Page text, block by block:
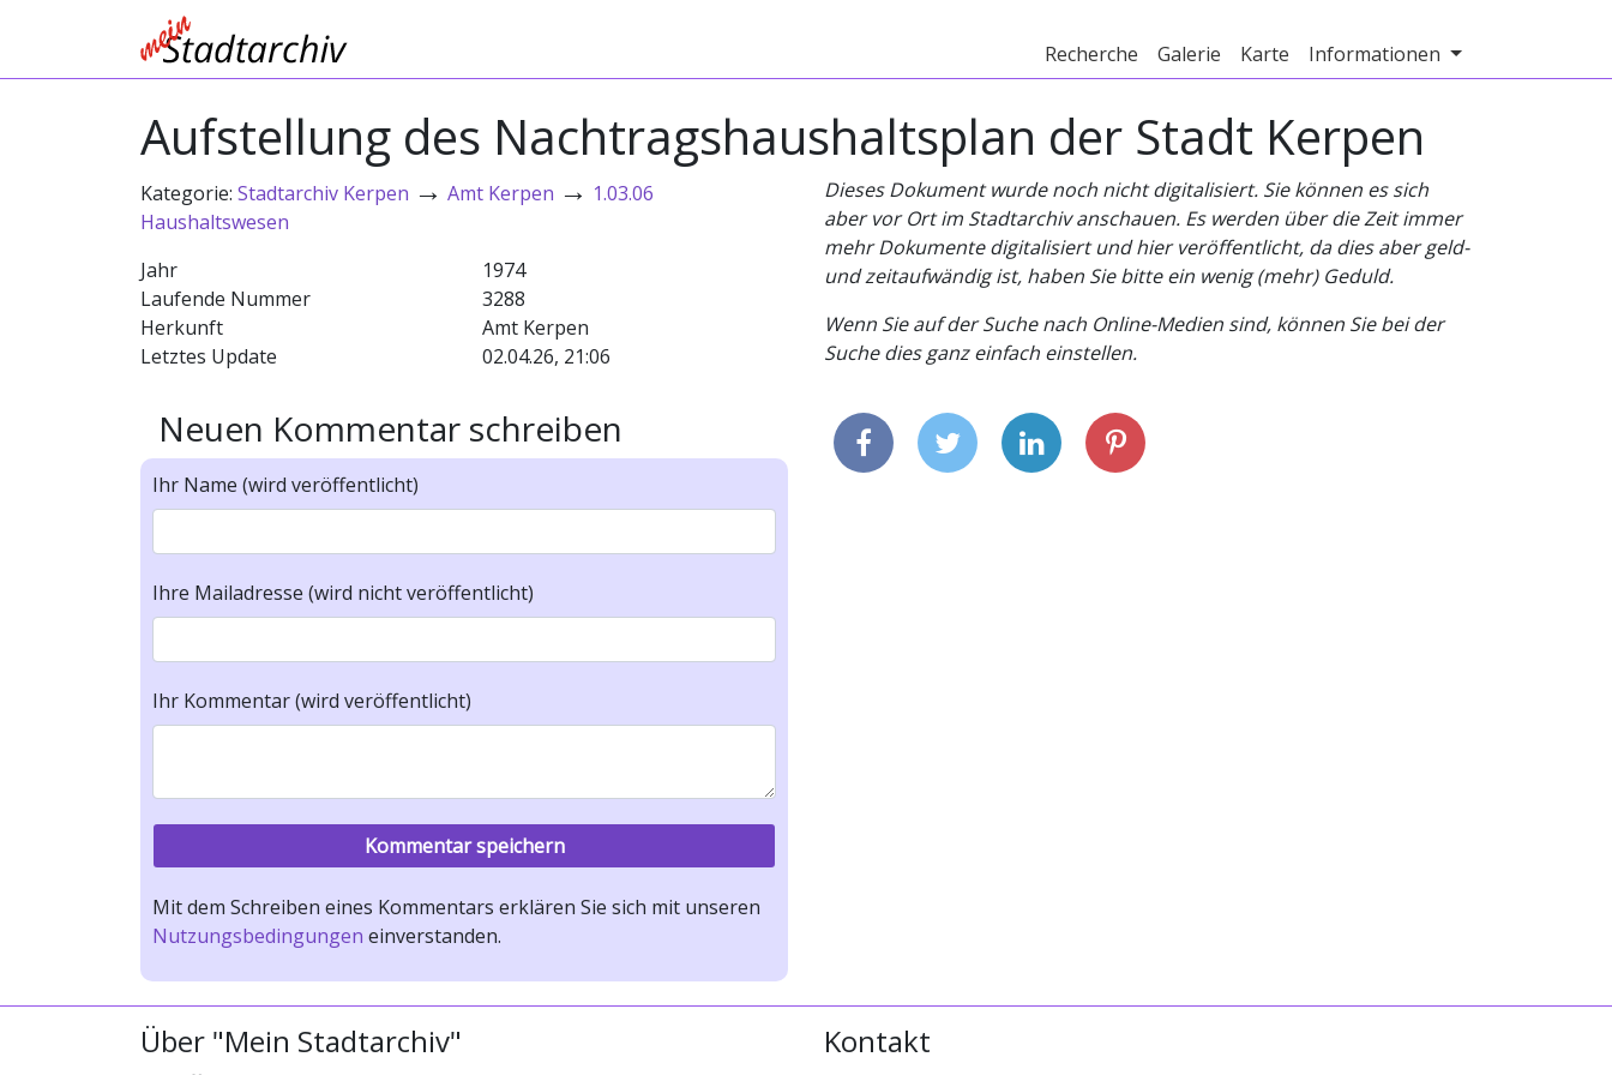
Recherche Galerie Karte Informationen
Aufstellung des Nachtragshaushaltsplan der Stadt Kerpen
Kategorie: Stadtarchiv Kerpen → Amt Kerpen → 1.03.06
Haushaltswesen
Jahr
1974
Laufende Nummer
3288
Herkunft
Amt Kerpen
Letztes Update
02.04.26, 21:06
Neuen Kommentar schreiben
Ihr Name (wird veröffentlicht)
Ihre Mailadresse (wird nicht veröffentlicht)
Ihr Kommentar (wird veröffentlicht)
Mit dem Schreiben eines Kommentars erklären Sie sich mit unseren
Nutzungsbedingungen einverstanden.
Dieses Dokument wurde noch nicht digitalisiert. Sie können es sich
aber vor Ort im Stadtarchiv anschauen. Es werden über die Zeit immer
mehr Dokumente digitalisiert und hier veröffentlicht, da dies aber geld-
und zeitaufwändig ist, haben Sie bitte ein wenig (mehr) Geduld.
Wenn Sie auf der Suche nach Online-Medien sind, können Sie bei der
Suche dies ganz einfach einstellen.
Über "Mein Stadtarchiv" Kontakt